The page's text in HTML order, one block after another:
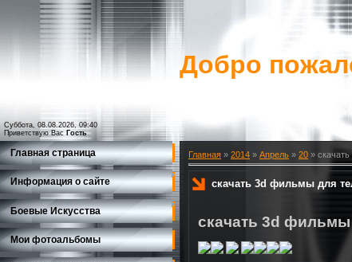
Суббота, 08.08.2026, 09:40
Приветствую Вас Гость
Добро
Главная страница
Информация о сайте
Боевые Искусства
Мои фотоальбомы
Главная » 2014 » Апрель » 20 »
скачать 3d фильмы для
скачать 3d фильмы